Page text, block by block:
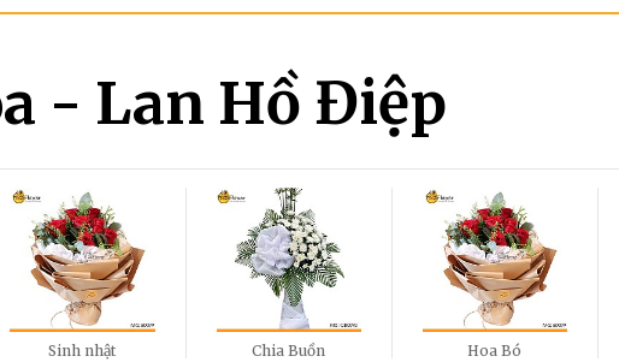
- Lan Hồ Điệp
Sinh nhật Chia Buồn Hoa Bó